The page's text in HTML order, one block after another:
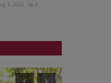
6, 2026 0